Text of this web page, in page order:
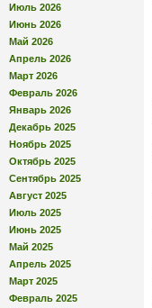
Июль 2026
Июнь 2026
Май 2026
Апрель 2026
Март 2026
Февраль 2026
Январь 2026
Декабрь 2025
Ноябрь 2025
Октябрь 2025
Сентябрь 2025
Август 2025
Июль 2025
Июнь 2025
Май 2025
Апрель 2025
Март 2025
Февраль 2025